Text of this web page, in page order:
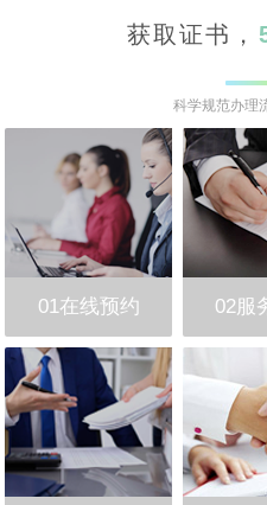
获取证书，
科学规范办理
01在线预约 02服